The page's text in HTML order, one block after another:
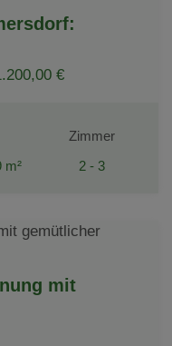
€
m²
Zimmer
2 - 3
mit